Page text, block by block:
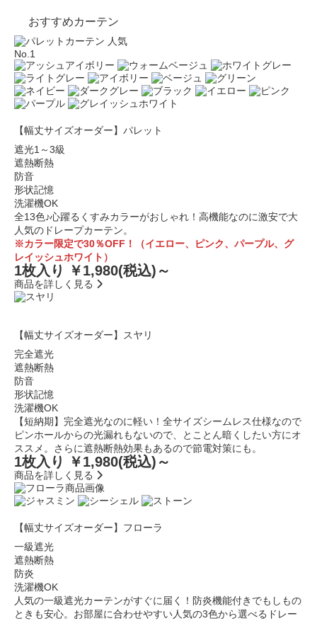
おすすめカーテン
人気
No.1
【幅丈サイズオーダー】パレット
遮光1～3級
遮熱断熱
防音
形状記憶
洗濯機OK
全13色♪心躍るくすみカラーがおしゃれ！高機能なのに激安で大
人気のドレープカーテン。
※カラー限定で30％OFF！（イエロー、ピンク、パープル、グ
レイッシュホワイト）
1枚入り ￥1,980(税込)～
商品を詳しく見る
【幅丈サイズオーダー】スヤリ
完全遮光
遮熱断熱
防音
形状記憶
洗濯機OK
【短納期】完全遮光なのに軽い！全サイズシームレス仕様なので
ピンホールからの光漏れもないので、とことん暗くしたい方にオ
ススメ。さらに遮熱断熱効果もあるので節電対策にも。
1枚入り ￥1,980(税込)～
商品を詳しく見る
【幅丈サイズオーダー】フローラ
一級遮光
遮熱断熱
防炎
洗濯機OK
人気の一級遮光カーテンがすぐに届く！防炎機能付きでもしもの
ときも安心。お部屋に合わせやすい人気の3色から選べるドレー